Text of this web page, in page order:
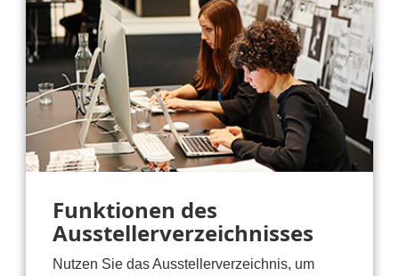
Funktionen des
Ausstellerverzeichnisses
Nutzen Sie das Ausstellerverzeichnis, um